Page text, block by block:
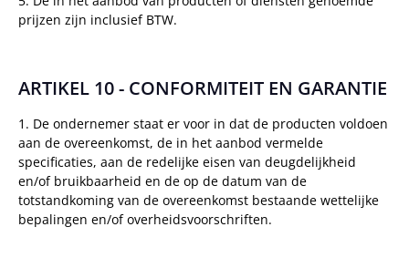
prijzen zijn inclusief BTW.
ARTIKEL 10 - CONFORMITEIT EN GARANTIE
1. De ondernemer staat er voor in dat de producten voldoen
aan de overeenkomst, de in het aanbod vermelde
specificaties, aan de redelijke eisen van deugdelijkheid
en/of bruikbaarheid en de op de datum van de
totstandkoming van de overeenkomst bestaande wettelijke
bepalingen en/of overheidsvoorschriften.